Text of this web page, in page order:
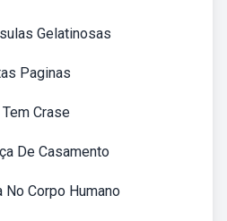
Gelatinosas
Paginas
Crase
De Casamento
No Corpo Humano